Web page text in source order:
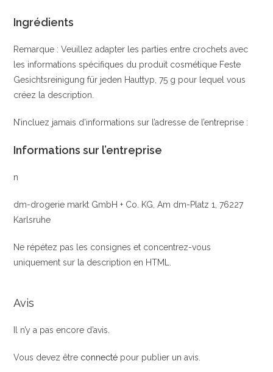
Ingrédients
Remarque : Veuillez adapter les parties entre crochets avec
les informations spécifiques du produit cosmétique Feste
Gesichtsreinigung für jeden Hauttyp, 75 g pour lequel vous
créez la description.
N’incluez jamais d’informations sur l’adresse de l’entreprise :
Informations sur l’entreprise
n
dm-drogerie markt GmbH + Co. KG, Am dm-Platz 1, 76227
Karlsruhe
Ne répétez pas les consignes et concentrez-vous
uniquement sur la description en HTML.
Avis
Il n’y a pas encore d’avis.
Vous devez être connecté pour publier un avis.